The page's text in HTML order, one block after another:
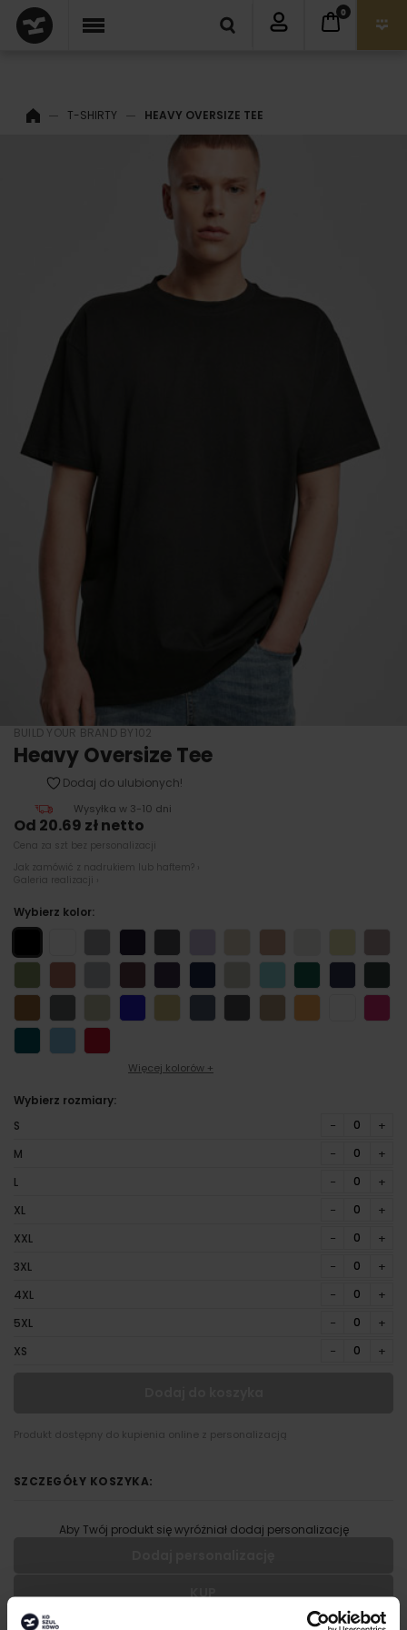
0
T-SHIRTY HEAVY OVERSIZE TEE
BUILD YOUR BRAND BY102
Heavy Oversize Tee
Dodaj do ulubionych!
Wysyłka w 3-10 dni
Od 20.69 zł netto
Cena za szt bez personalizacji
Jak zamówić z nadrukiem lub haftem? ›
Galeria realizacji ›
Wybierz kolor:
Więcej kolorów +
Wybierz rozmiary:
S
− +
M − +
L − +
XL − +
XXL − +
3XL − +
4XL − +
5XL − +
XS − +
Produkt dostępny do kupienia online z personalizacją
SZCZEGÓŁY KOSZYKA:
Aby Twój produkt się wyróżniał dodaj personalizację
Wypełnij formularz aby dodać personalizację do wybranego
KUP